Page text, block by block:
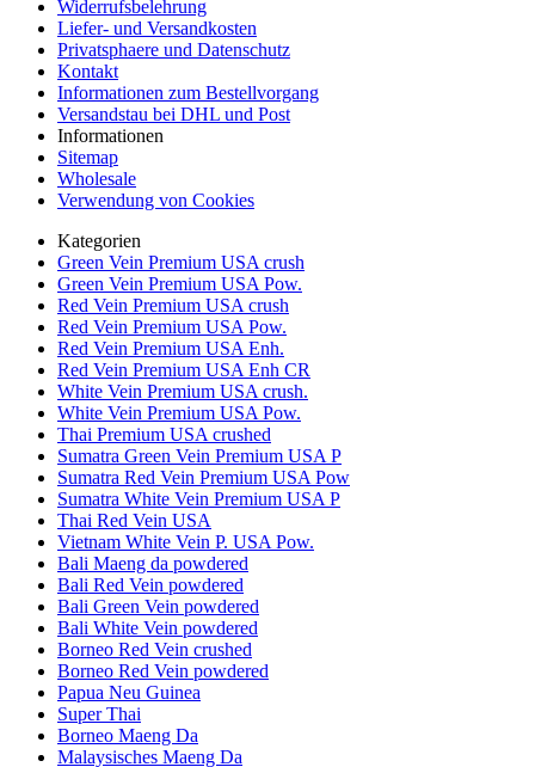
Widerrufsbelehrung
Liefer- und Versandkosten
Privatsphaere und Datenschutz
Kontakt
Informationen zum Bestellvorgang
Versandstau bei DHL und Post
Informationen
Sitemap
Wholesale
Verwendung von Cookies
Kategorien
Green Vein Premium USA crush
Green Vein Premium USA Pow.
Red Vein Premium USA crush
Red Vein Premium USA Pow.
Red Vein Premium USA Enh.
Red Vein Premium USA Enh CR
White Vein Premium USA crush.
White Vein Premium USA Pow.
Thai Premium USA crushed
Sumatra Green Vein Premium USA P
Sumatra Red Vein Premium USA Pow
Sumatra White Vein Premium USA P
Thai Red Vein USA
Vietnam White Vein P. USA Pow.
Bali Maeng da powdered
Bali Red Vein powdered
Bali Green Vein powdered
Bali White Vein powdered
Borneo Red Vein crushed
Borneo Red Vein powdered
Papua Neu Guinea
Super Thai
Borneo Maeng Da
Malaysisches Maeng Da